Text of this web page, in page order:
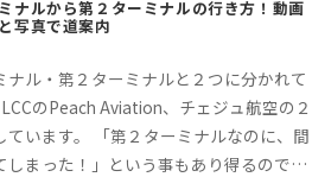
ナルから第２ターミナルの行き方！動画
と写真で道案内
ル・第２ターミナルと２つに分かれて
のPeach Aviation、チェジュ航空の２
います。 「第２ターミナルなのに、間
まった！」という事もあり得るので注